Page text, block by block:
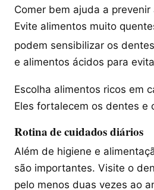
Comer bem ajuda a
Evite alimentos muito
podem sensibilizar os dentes
e alimentos ácidos para
Escolha alimentos ricos em
Eles fortalecem os dentes e
Rotina de cuidados diários
Além de higiene e
são importantes. Visite o
pelo menos duas vezes ao